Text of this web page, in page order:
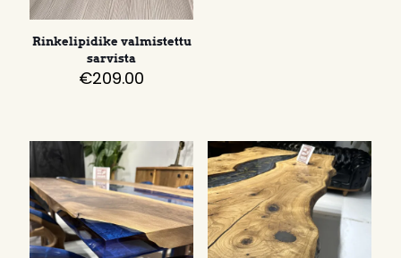
Rinkelipidike valmistettu
sarvista
€209.00